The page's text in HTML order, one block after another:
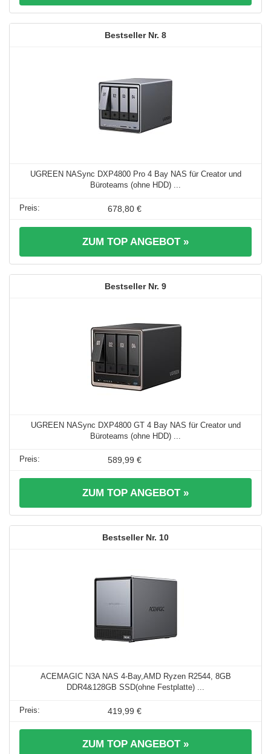
8
UGREEN NASync DXP4800 Pro 4 Bay NAS für Creator und
Büroteams (ohne HDD) ...
678,80 €
ZUM TOP ANGEBOT »
9
UGREEN NASync DXP4800 GT 4 Bay NAS für Creator und
Büroteams (ohne HDD) ...
589,99 €
ZUM TOP ANGEBOT »
10
ACEMAGIC N3A NAS 4-Bay,AMD Ryzen R2544, 8GB
DDR4&128GB SSD(ohne Festplatte) ...
419,99 €
ZUM TOP ANGEBOT »